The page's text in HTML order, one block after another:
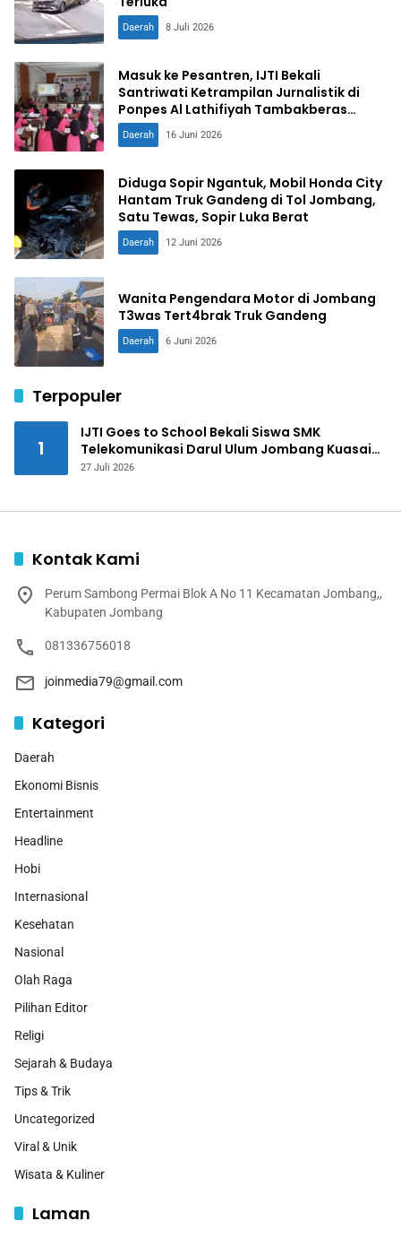
Daerah 8 Juli 2026
Masuk ke Pesantren, IJTI Bekali
Santriwati Ketrampilan Jurnalistik di
Ponpes Al Lathifiyah Tambakberas
Jombang
Daerah 16 Juni 2026
Diduga Sopir Ngantuk, Mobil Honda City
Hantam Truk Gandeng di Tol Jombang,
Satu Tewas, Sopir Luka Berat
Daerah 12 Juni 2026
Wanita Pengendara Motor di Jombang
T3was Tert4brak Truk Gandeng
Daerah 6 Juni 2026
Terpopuler
1
IJTI Goes to School Bekali Siswa SMK
Telekomunikasi Darul Ulum Jombang Kuasai
Jurnalistik Digital
27 Juli 2026
Kontak Kami
Perum Sambong Permai Blok A No 11 Kecamatan Jombang,,
Kabupaten Jombang
081336756018
joinmedia79@gmail.com
Kategori
Daerah
Ekonomi Bisnis
Entertainment
Headline
Hobi
Internasional
Kesehatan
Nasional
Olah Raga
Pilihan Editor
Religi
Sejarah & Budaya
Tips & Trik
Uncategorized
Viral & Unik
Wisata & Kuliner
Laman